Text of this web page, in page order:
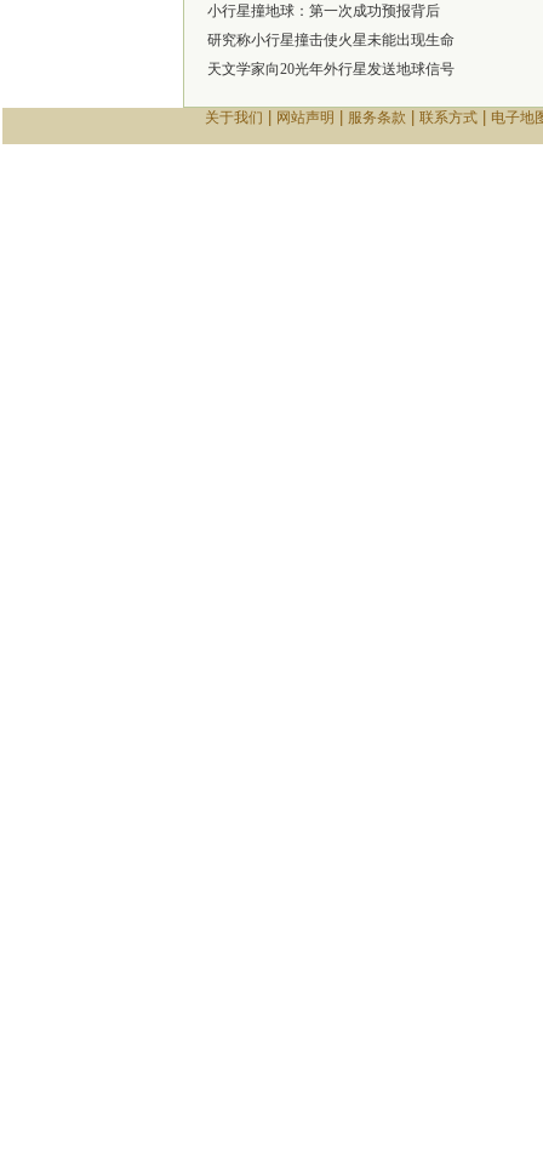
小行星撞地球：第一次成功预报背后
研究称小行星撞击使火星未能出现生命
天文学家向20光年外行星发送地球信号
关于我们 网站声明 服务条款 联系方式| 电子地